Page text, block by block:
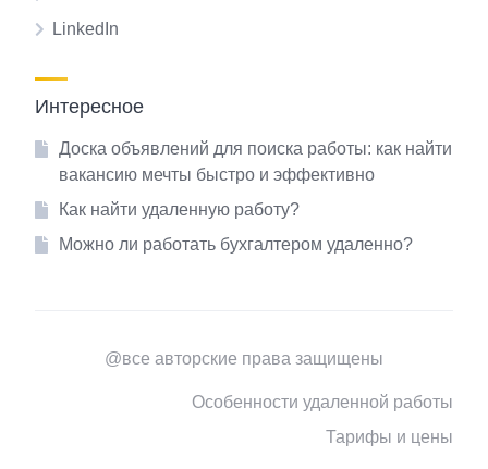
LinkedIn
Интересное
Доска объявлений для поиска работы: как найти
вакансию мечты быстро и эффективно
Как найти удаленную работу?
Можно ли работать бухгалтером удаленно?
@все авторские права защищены
Особенности удаленной работы
Тарифы и цены